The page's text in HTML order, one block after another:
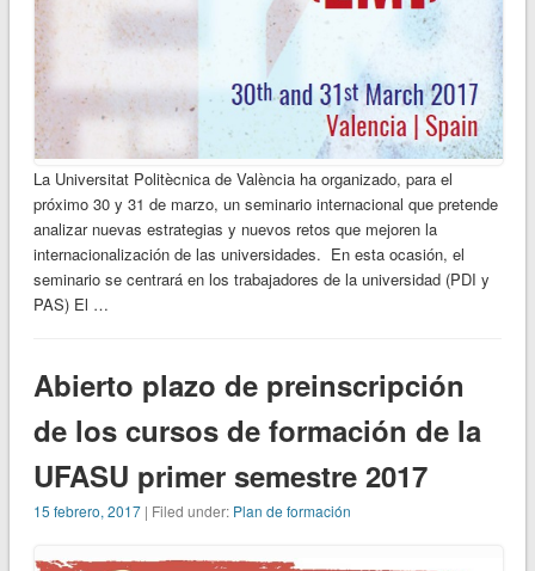
La Universitat Politècnica de València ha organizado, para el
próximo 30 y 31 de marzo, un seminario internacional que pretende
analizar nuevas estrategias y nuevos retos que mejoren la
internacionalización de las universidades. En esta ocasión, el
seminario se centrará en los trabajadores de la universidad (PDI y
PAS) El …
Abierto plazo de preinscripción
de los cursos de formación de la
UFASU primer semestre 2017
15 febrero, 2017| Filed under: Plan de formación